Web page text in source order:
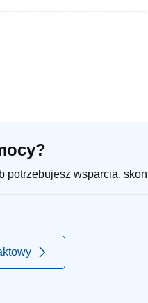
potrzebujesz wsparcia,